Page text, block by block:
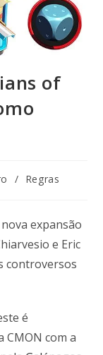
of
/ Regras
expansão
e Eric
controversos
é
CMON com a